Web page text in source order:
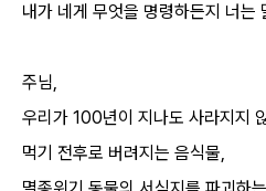
내가 네게 무엇을 명령하든지 너는
주님,
우리가 100년이 지나도 사라지지
먹기 전후로 버려지는 음식물,